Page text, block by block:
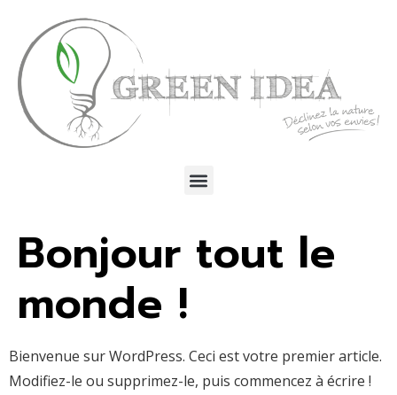
Bonjour tout le
monde !
Bienvenue sur WordPress. Ceci est votre premier article.
Modifiez-le ou supprimez-le, puis commencez à écrire !